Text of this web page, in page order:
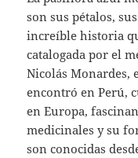
son sus pétalos,
increíble historia
catalogada por el
Nicolás Monardes,
encontró en Perú,
en Europa,
medicinales y su
son conocidas